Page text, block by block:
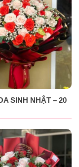
SINH NHẬT – 20